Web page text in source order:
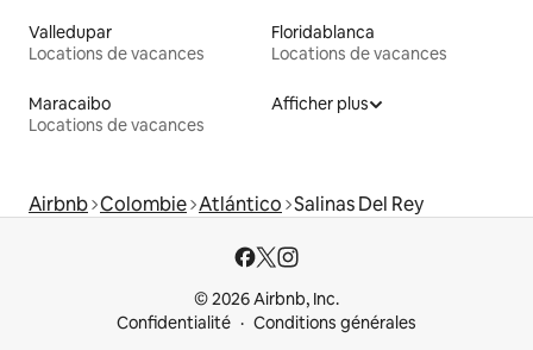
Valledupar
Locations de vacances
Floridablanca
Locations de vacances
Maracaibo
Locations de vacances
Afficher plus
Airbnb Colombie Atlántico Salinas Del Rey
© 2026 Airbnb, Inc.
Confidentialité
Conditions générales